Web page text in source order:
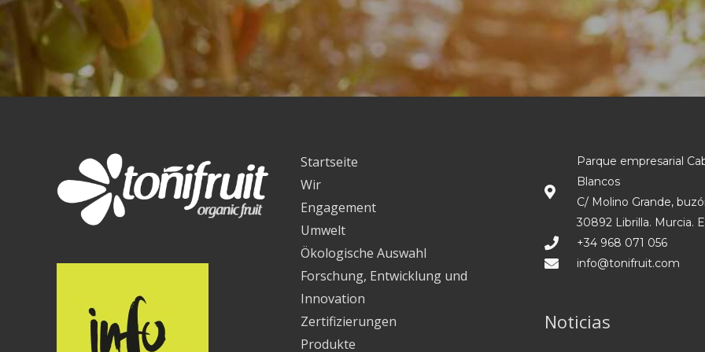
Startseite
Wir
Engagement
Umwelt
Ökologische Auswahl
Forschung, Entwicklung und
Innovation
Zertifizierungen
Produkte
Parque empresarial
Blancos
C/ Molino Grande,
30892 Librilla. Murcia.
+34 968 071 056
info@tonifruit.com
Noticias